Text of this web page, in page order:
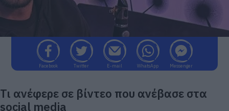
Facebook Twitter E-mail WhatsApp Messenger
Τι ανέφερε σε βίντεο που ανέβασε στα
social media